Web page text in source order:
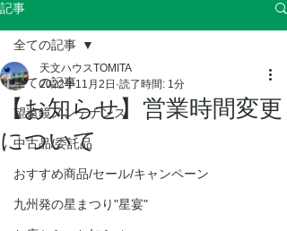
記事
全ての記事
望遠鏡メンテナンス
中古品/委託品
おすすめ商品/セール/キャンペーン
九州発の星まつり"星宴"
全ての記事
【お知らせ】営業時間変更
について
天文ハウスTOMITA
2022年11月2日 読了時間: 1分